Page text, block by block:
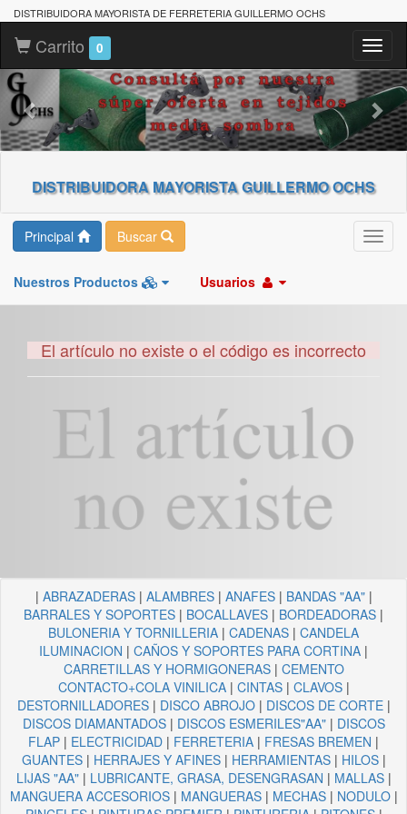
DISTRIBUIDORA MAYORISTA DE FERRETERIA GUILLERMO OCHS
Carrito 0
DISTRIBUIDORA MAYORISTA GUILLERMO OCHS
Principal Buscar
Nuestros Productos Usuarios
El artículo no existe o el código es incorrecto
| ABRAZADERAS| ALAMBRES| ANAFES| BANDAS "AA"|
BARRALES Y SOPORTES | BOCALLAVES | BORDEADORAS |
BULONERIA Y TORNILLERIA | CADENAS | CANDELA
ILUMINACION | CAÑOS Y SOPORTES PARA CORTINA |
CARRETILLAS Y HORMIGONERAS| CEMENTO
CONTACTO+COLA VINILICA| CINTAS| CLAVOS|
DESTORNILLADORES| DISCO ABROJO| DISCOS DE CORTE|
DISCOS DIAMANTADOS| DISCOS ESMERILES"AA"| DISCOS
FLAP | ELECTRICIDAD | FERRETERIA | FRESAS BREMEN |
GUANTES| HERRAJES Y AFINES| HERRAMIENTAS| HILOS|
LIJAS "AA"| LUBRICANTE, GRASA, DESENGRASAN | MALLAS|
MANGUERA ACCESORIOS| MANGUERAS| MECHAS| NODULO|